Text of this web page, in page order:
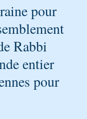
pour
Rabbi
entier
pour